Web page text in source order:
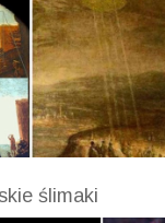
ślimaki